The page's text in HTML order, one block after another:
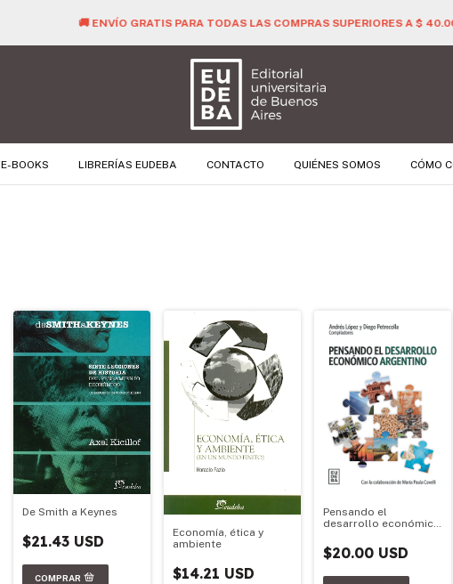
🚚 ENVÍO GRATIS PARA TODAS LAS COMPRAS SUPERIORES A $ 40.000
E-BOOKS LIBRERÍAS EUDEBA CONTACTO QUIÉNES SOMOS CÓMO
De Smith a Keynes
$21.43 USD
Economía, ética y
ambiente
$14.21 USD
Pensando el
desarrollo económico
$20.00 USD